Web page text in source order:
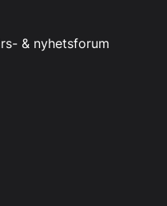
& nyhetsforum